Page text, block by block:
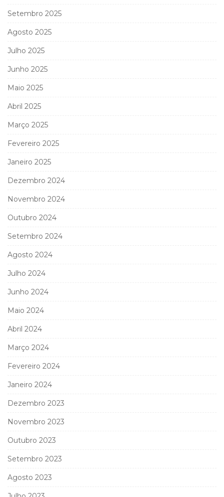
Setembro 2025
Agosto 2025
Julho 2025
Junho 2025
Maio 2025
Abril 2025
Março 2025
Fevereiro 2025
Janeiro 2025
Dezembro 2024
Novembro 2024
Outubro 2024
Setembro 2024
Agosto 2024
Julho 2024
Junho 2024
Maio 2024
Abril 2024
Março 2024
Fevereiro 2024
Janeiro 2024
Dezembro 2023
Novembro 2023
Outubro 2023
Setembro 2023
Agosto 2023